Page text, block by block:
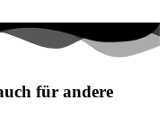
für andere